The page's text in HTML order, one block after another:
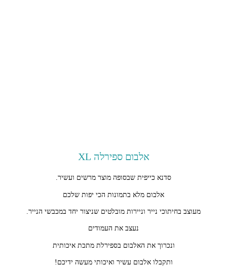
אלבום ספירלה XL
סדנא כייפית שבסופה מוצר מרשים ועשיר.
אלבום מלא בתמונות הכי יפות שלכם
מעוצב בחיתוכי נייר וניירות מובלטים שניצור יחד במכבשי הנייר.
נעצב את העמודים
ונכרוך את האלבום בספירלת מתכת איכותית
ותקבלו אלבום עשיר ואיכותי מעשה ידיכם!